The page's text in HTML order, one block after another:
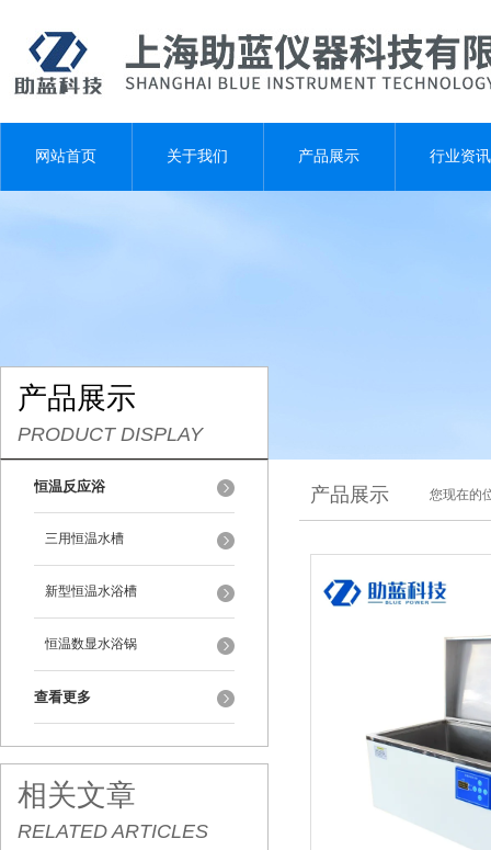
网站首页 关于我们 产品展示 行业资讯
产品展示
PRODUCT DISPLAY
恒温反应浴
三用恒温水槽
新型恒温水浴槽
恒温数显水浴锅
查看更多
相关文章
RELATED ARTICLES
产品展示 您现在的